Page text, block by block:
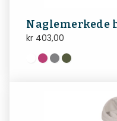
Naglemerkede
kr 403,00